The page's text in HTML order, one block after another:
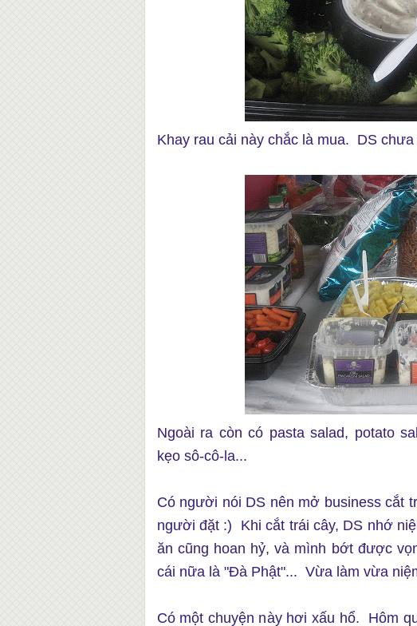
Khay rau cải này chắc là mua. DS
Ngoài ra còn có pasta salad, potato
kẹo sô-cô-la...
Có người nói DS nên mở business cắt
người đặt :) Khi cắt trái cây, DS nhớ
ăn cũng hoan hỷ, và mình bớt được
cái nữa là "Đà Phật"... Vừa làm vừa
Có một chuyện này hơi xấu hổ. Hôm